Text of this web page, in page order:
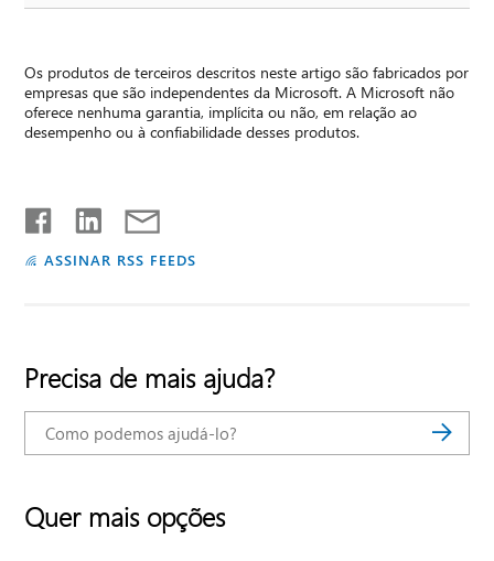
Os produtos de terceiros descritos neste artigo são fabricados por
empresas que são independentes da Microsoft. A Microsoft não
oferece nenhuma garantia, implícita ou não, em relação ao
desempenho ou à confiabilidade desses produtos.
ASSINAR RSS FEEDS
Precisa de mais ajuda?
Quer mais opções